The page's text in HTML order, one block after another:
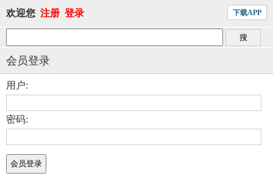
欢迎您 注册 登录 下载APP
会员登录
用户:
密码: